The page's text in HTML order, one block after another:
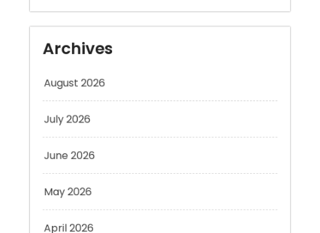
Archives
August 2026
July 2026
June 2026
May 2026